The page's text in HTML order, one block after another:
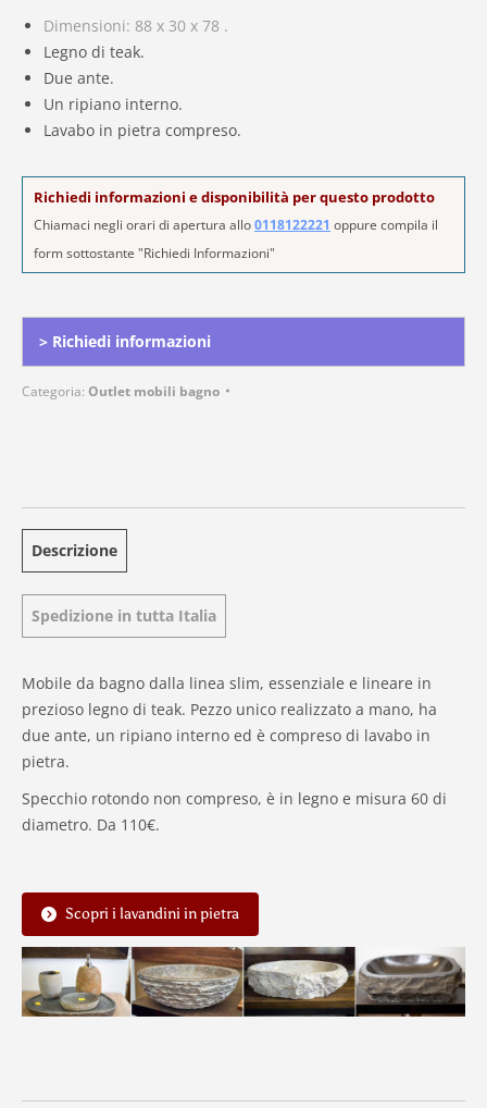
Dimensioni: 88 x 30 x 78 .
Legno di teak.
Due ante.
Un ripiano interno.
Lavabo in pietra compreso.
Richiedi informazioni e disponibilità per questo prodotto
Chiamaci negli orari di apertura allo0118122221 oppure compila il
form sottostante "Richiedi Informazioni"
> Richiedi informazioni
Categoria: Outlet mobili bagno
Descrizione
Spedizione in tutta Italia
Mobile da bagno dalla linea slim, essenziale e lineare in
prezioso legno di teak. Pezzo unico realizzato a mano, ha
due ante, un ripiano interno ed è compreso di lavabo in
pietra.
Specchio rotondo non compreso, è in legno e misura 60 di
diametro. Da 110€.
Scopri i lavandini in pietra